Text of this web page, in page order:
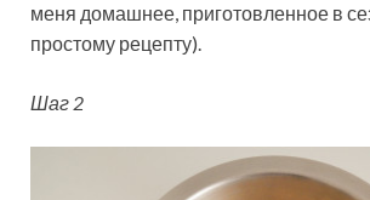
меня домашнее, приготовленное в
простому рецепту).
Шаг 2